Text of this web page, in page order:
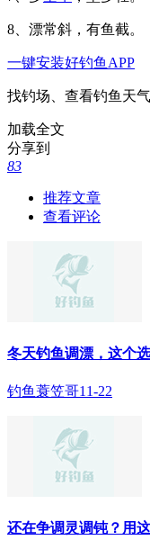
8、漂常斜，有鱼截。
一键安装好钓鱼APP
找钓场、查看钓鱼天
加载全文
分享到
83
推荐文章
查看评论
冬天钓鱼调漂，这个
钓鱼蓑笠哥11-22
还在争调灵调钝？用